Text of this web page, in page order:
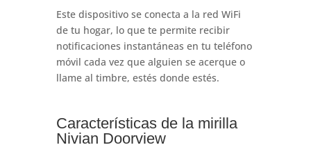
Este dispositivo se conecta a la red WiFi
de tu hogar, lo que te permite recibir
notificaciones instantáneas en tu teléfono
móvil cada vez que alguien se acerque o
llame al timbre, estés donde estés.
Características de la mirilla
Nivian Doorview